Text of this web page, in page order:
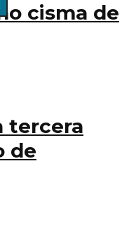
cisma de
tercera
de